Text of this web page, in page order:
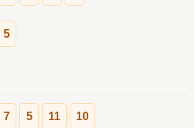
5
7 5 11 10